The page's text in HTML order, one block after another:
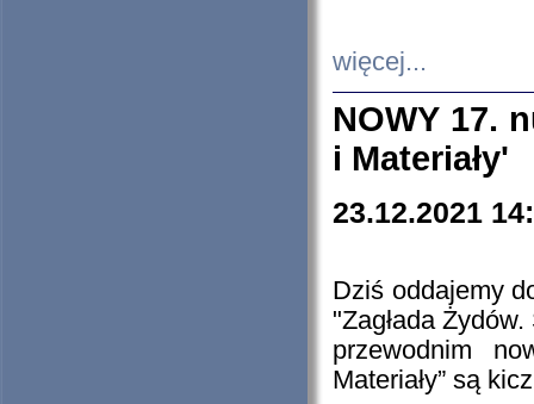
więcej...
NOWY 17.
i Materiały'
23.12.2021
Dziś oddajemy
"Zagłada
przewodnim
Materiały” są